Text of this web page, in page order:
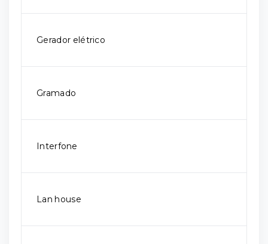
Gerador elétrico
Gramado
Interfone
Lan house